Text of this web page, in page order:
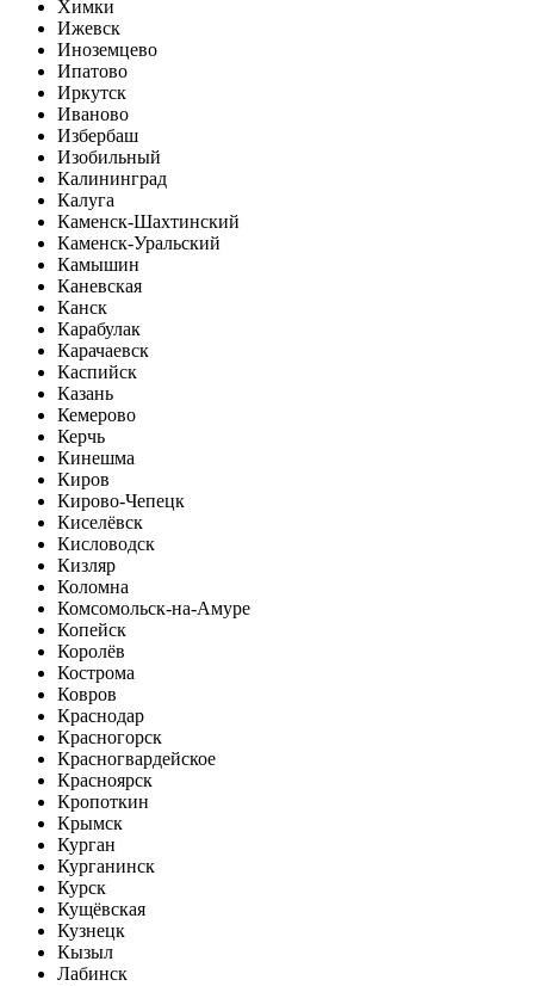
Химки
Ижевск
Иноземцево
Ипатово
Иркутск
Иваново
Избербаш
Изобильный
Калининград
Калуга
Каменск-Шахтинский
Каменск-Уральский
Камышин
Каневская
Канск
Карабулак
Карачаевск
Каспийск
Казань
Кемерово
Керчь
Кинешма
Киров
Кирово-Чепецк
Киселёвск
Кисловодск
Кизляр
Коломна
Комсомольск-на-Амуре
Копейск
Королёв
Кострома
Ковров
Краснодар
Красногорск
Красногвардейское
Красноярск
Кропоткин
Крымск
Курган
Курганинск
Курск
Кущёвская
Кузнецк
Кызыл
Лабинск